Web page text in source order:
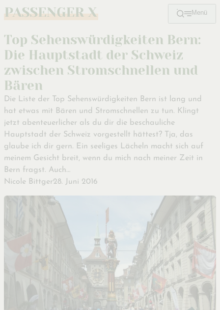
Zum
Menü
Top Sehenswürdigkeiten Bern:
Die Hauptstadt der Schweiz
zwischen Stromschnellen und
Bären
Die Liste der Top Sehenswürdigkeiten Bern ist lang und
hat etwas mit Bären und Stromschnellen zu tun. Klingt
jetzt abenteuerlicher als du dir die beschauliche
Hauptstadt der Schweiz vorgestellt hättest? Tja, das
glaube ich dir gern. Ein seeliges Lächeln macht sich auf
meinem Gesicht breit, wenn du mich nach meiner Zeit in
Bern fragst. Auch…
Nicole Bittger28. Juni 2016